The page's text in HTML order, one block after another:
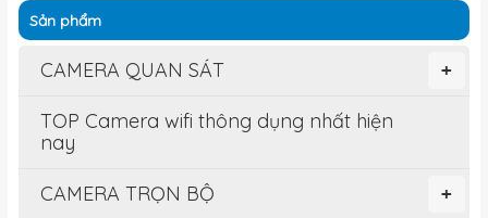
Sản phẩm
+
CAMERA QUAN SÁT
TOP Camera wifi thông dụng nhất hiện
nay
+
CAMERA TRỌN BỘ